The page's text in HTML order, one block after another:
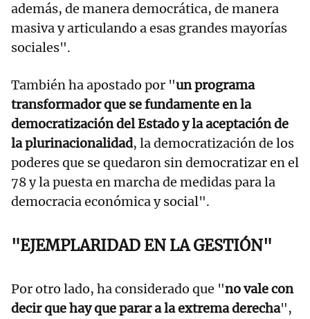
además, de manera democrática, de manera
masiva y articulando a esas grandes mayorías
sociales".
También ha apostado por "un programa
transformador que se fundamente en la
democratización del Estado y la aceptación de
la plurinacionalidad, la democratización de los
poderes que se quedaron sin democratizar en el
78 y la puesta en marcha de medidas para la
democracia económica y social".
"EJEMPLARIDAD EN LA GESTIÓN"
Por otro lado, ha considerado que "no vale con
decir que hay que parar a la extrema derecha",